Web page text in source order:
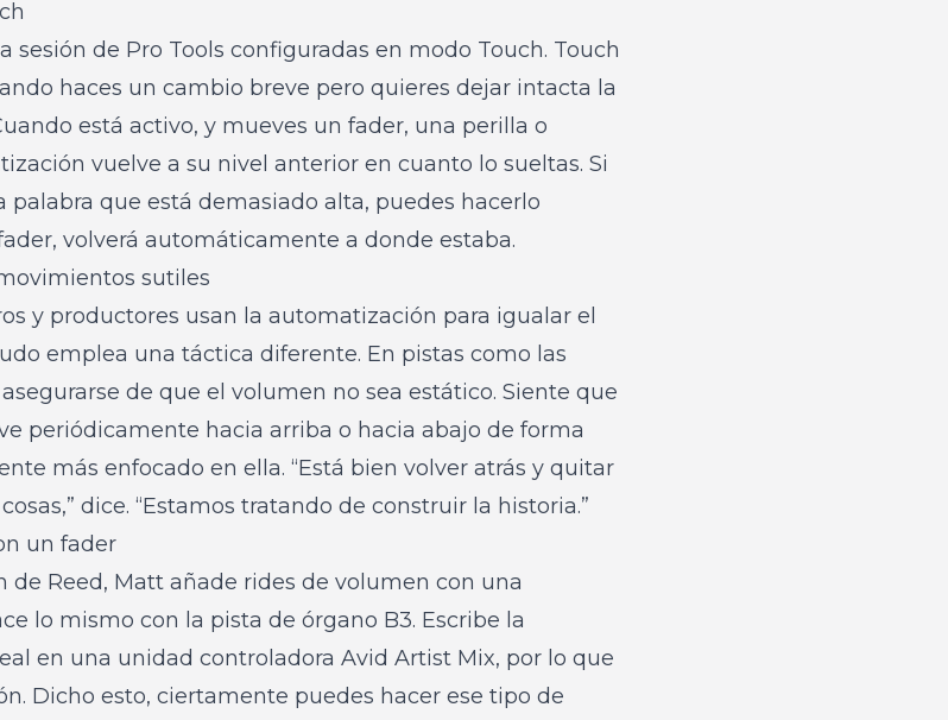
sesión de Pro Tools configuradas en modo Touch. Touch
haces un cambio breve pero quieres dejar intacta la
está activo, y mueves un fader, una perilla o
vuelve a su nivel anterior en cuanto lo sueltas. Si
palabra que está demasiado alta, puedes hacerlo
volverá automáticamente a donde estaba.
sutiles
y productores usan la automatización para igualar el
emplea una táctica diferente. En pistas como las
de que el volumen no sea estático. Siente que
periódicamente hacia arriba o hacia abajo de forma
más enfocado en ella. “Está bien volver atrás y quitar
dice. “Estamos tratando de construir la historia.”
un fader
de Reed, Matt añade rides de volumen con una
lo mismo con la pista de órgano B3. Escribe la
en una unidad controladora Avid Artist Mix, por lo que
Dicho esto, ciertamente puedes hacer ese tipo de